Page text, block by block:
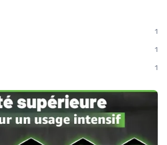
1
1
1